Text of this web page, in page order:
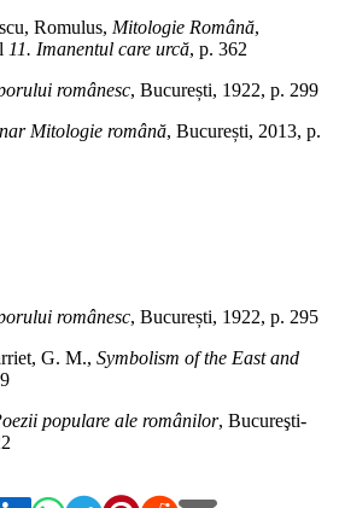
Romulus, Mitologie Română,
11. Imanentul care urcă, p. 362
românesc, București, 1922, p. 299
Mitologie română, București, 2013, p.
românesc, București, 1922, p. 295
G. M., Symbolism of the East and
populare ale românilor, Bucureşti-